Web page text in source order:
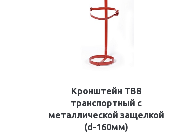
Кронштейн ТВ8
транспортный с
металлической защелкой
(d-160мм)